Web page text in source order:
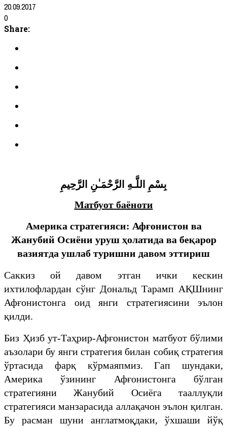
20.09.2017
0
Share:
بِسْمِ اللَّـهِ الرَّحْمَـٰنِ الرَّحِيمِ
Матбуот баёноти
Америка стратегияси: Афғонистон ва
Жанубий Осиёни уруш ҳолатида ва беқарор
вазиятда ушлаб туришни давом эттириш
Саккиз ой давом этган ички кескин
ихтилофлардан сўнг Дональд Тарамп АҚШнинг
Афғонистонга оид янги стратегиясини эълон
қилди.
Биз Ҳизб ут-Таҳрир-Афғонистон матбуот бўлими
аъзолари бу янги стратегия билан собиқ стратегия
ўртасида фарқ кўрмаяпмиз. Гап шундаки,
Америка ўзининг Афғонистонга бўлган
стратегияни Жанубий Осиёга тааллуқли
стратегияси манзарасида аллақачон эълон қилган.
Бу расман шуни англатмоқдаки, ўхшаши йўқ